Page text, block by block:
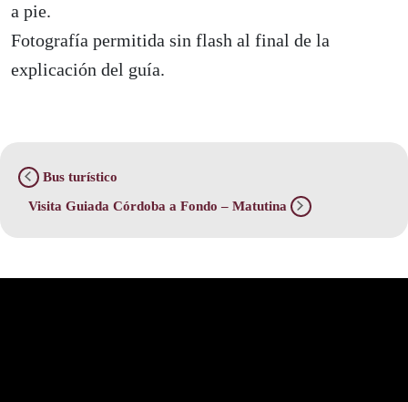
a pie.
Fotografía permitida sin flash al final de la
explicación del guía.
Bus turístico
Visita Guiada Córdoba a Fondo – Matutina